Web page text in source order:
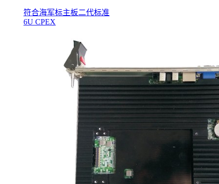
符合海军标主板二代标准
6U CPEX